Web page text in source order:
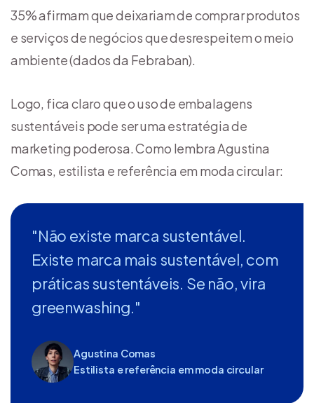
35% afirmam que deixariam de comprar produtos
e serviços de negócios que desrespeitem o meio
ambiente (dados da Febraban).
Logo, fica claro que o uso de embalagens
sustentáveis pode ser uma estratégia de
marketing poderosa. Como lembra Agustina
Comas, estilista e referência em moda circular:
"Não existe marca sustentável.
Existe marca mais sustentável, com
práticas sustentáveis. Se não, vira
greenwashing."
Agustina Comas
Estilista e referência em moda circular